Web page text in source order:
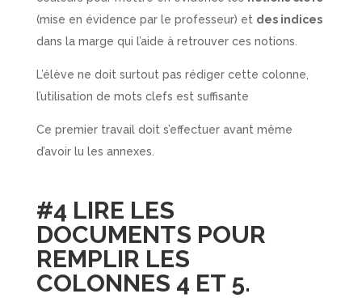
(mise en évidence par le professeur) et des indices
dans la marge qui l’aide à retrouver ces notions.
L’élève ne doit surtout pas rédiger cette colonne,
l’utilisation de mots clefs est suffisante
Ce premier travail doit s’effectuer avant même
d’avoir lu les annexes.
#4 LIRE LES
DOCUMENTS POUR
REMPLIR LES
COLONNES 4 ET 5.